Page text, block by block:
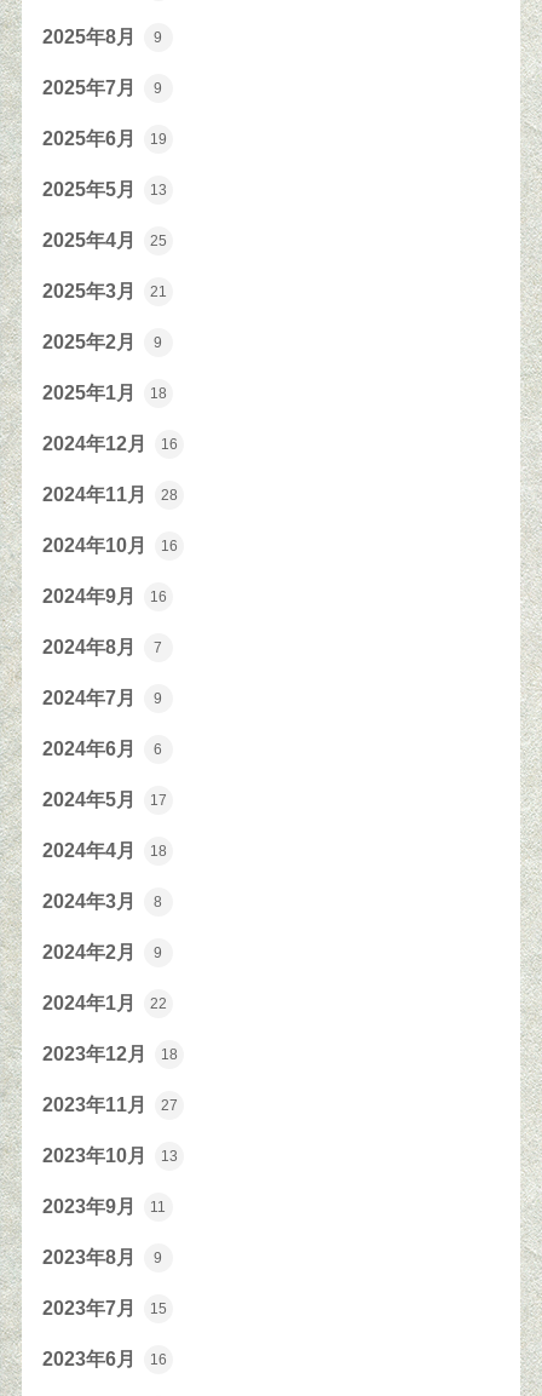
2025年8月 9
2025年7月 9
2025年6月 19
2025年5月 13
2025年4月 25
2025年3月 21
2025年2月 9
2025年1月 18
2024年12月 16
2024年11月 28
2024年10月 16
2024年9月 16
2024年8月 7
2024年7月 9
2024年6月 6
2024年5月 17
2024年4月 18
2024年3月 8
2024年2月 9
2024年1月 22
2023年12月 18
2023年11月 27
2023年10月 13
2023年9月 11
2023年8月 9
2023年7月 15
2023年6月 16